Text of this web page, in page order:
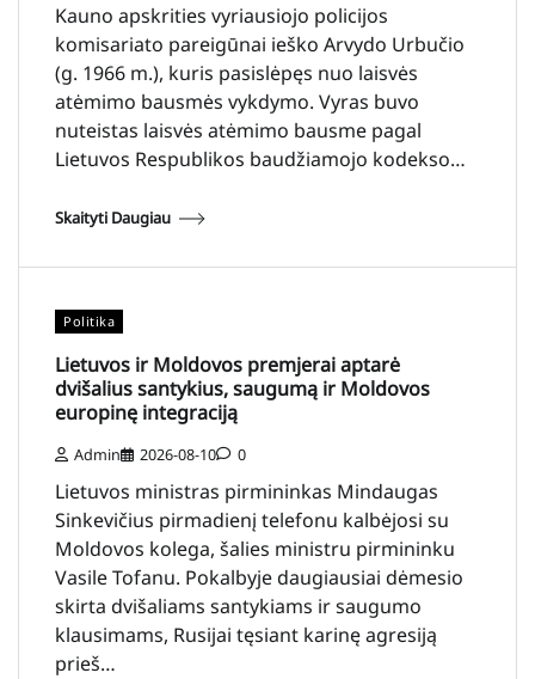
Kauno apskrities vyriausiojo policijos
komisariato pareigūnai ieško Arvydo Urbučio
(g. 1966 m.), kuris pasislėpęs nuo laisvės
atėmimo bausmės vykdymo. Vyras buvo
nuteistas laisvės atėmimo bausme pagal
Lietuvos Respublikos baudžiamojo kodekso…
Skaityti Daugiau
Politika
Lietuvos ir Moldovos premjerai aptarė
dvišalius santykius, saugumą ir Moldovos
europinę integraciją
Admin 2026-08-10 0
Lietuvos ministras pirmininkas Mindaugas
Sinkevičius pirmadienį telefonu kalbėjosi su
Moldovos kolega, šalies ministru pirmininku
Vasile Tofanu. Pokalbyje daugiausiai dėmesio
skirta dvišaliams santykiams ir saugumo
klausimams, Rusijai tęsiant karinę agresiją
prieš…